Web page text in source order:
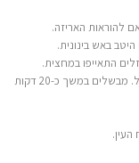
4. מוסיפים את העגבניות המרוסקות ומתבלים במלח ופלפל. מבשלים במשך כ-20 דקות